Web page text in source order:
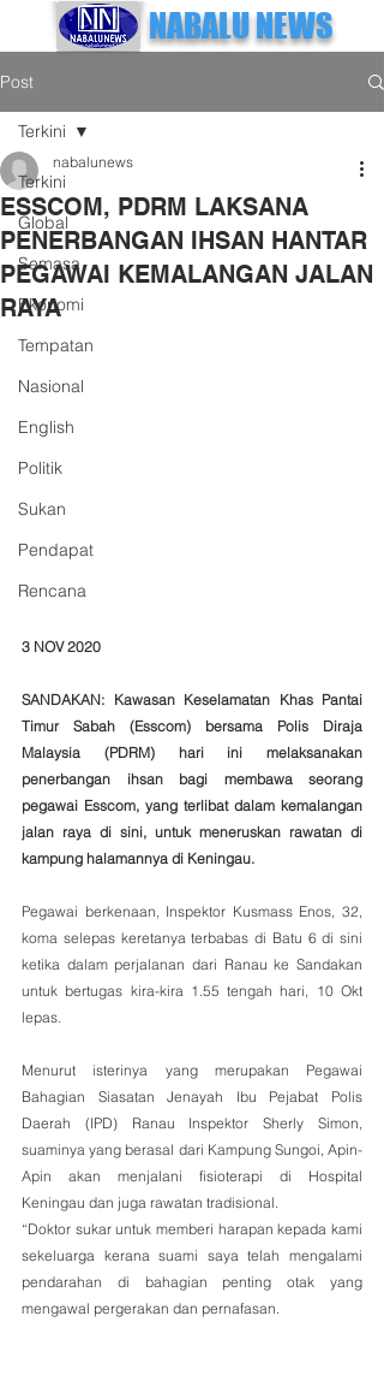
NABALU NEWS
Post
Terkini
Global
Semasa
Ekonomi
Tempatan
Nasional
English
Politik
Sukan
Pendapat
Rencana
Terkini
ESSCOM, PDRM LAKSANA
PENERBANGAN IHSAN HANTAR
PEGAWAI KEMALANGAN JALAN
RAYA
nabalunews
3 NOV 2020
SANDAKAN: Kawasan Keselamatan Khas Pantai
Timur Sabah (Esscom) bersama Polis Diraja
Malaysia (PDRM) hari ini melaksanakan
penerbangan ihsan bagi membawa seorang
pegawai Esscom, yang terlibat dalam kemalangan
jalan raya di sini, untuk meneruskan rawatan di
kampung halamannya di Keningau.
Pegawai berkenaan, Inspektor Kusmass Enos, 32,
koma selepas keretanya terbabas di Batu 6 di sini
ketika dalam perjalanan dari Ranau ke Sandakan
untuk bertugas kira-kira 1.55 tengah hari, 10 Okt
lepas.
Menurut isterinya yang merupakan Pegawai
Bahagian Siasatan Jenayah Ibu Pejabat Polis
Daerah (IPD) Ranau Inspektor Sherly Simon,
suaminya yang berasal dari Kampung Sungoi, Apin-
Apin akan menjalani fisioterapi di Hospital
Keningau dan juga rawatan tradisional.
“Doktor sukar untuk memberi harapan kepada kami
sekeluarga kerana suami saya telah mengalami
pendarahan di bahagian penting otak yang
mengawal pergerakan dan pernafasan.